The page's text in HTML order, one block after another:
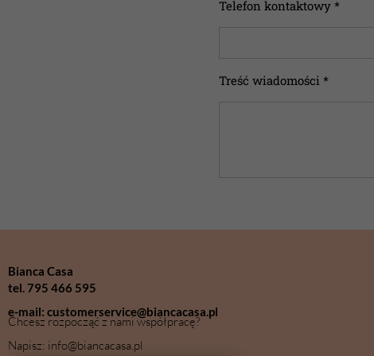
Telefon kontaktowy *
Treść wiadomości *
Bianca Casa
tel. 795 466 595
e-mail: customerservice@biancacasa.pl
Chcesz rozpocząć z nami współpracę?
Napisz: info@biancacasa.pl